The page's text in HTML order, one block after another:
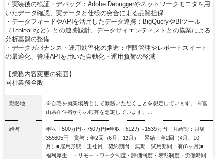
・実装後の検証・デバッグ：Adobe Debuggerやネットワークモニタを用
いたデータ確認、実データと仕様の突合による品質担保
・データフィードやAPIを活用したデータ連携：BigQueryやBIツール
（Tableauなど）との連携設計、データサイエンティストとの協業による
分析基盤の整備
・データガバナンス・運用効率化の推進：権限管理やレポートスイート
の最適化、管理APIを用いた自動化・運用負荷の軽減
【業務内容変更の範囲】
同社業務全般
勤務地
※自宅を就業場所として勤務いただくことを想定しています。 ※富
山県在住者からの応募を想定しています。…
給与
年収：500万円～750万円■年収：512万～1539万円 月給制：月額
355805円 賞与：年2回（6月、12月） 昇給：年2回（4月、10
月）■雇用形態：正社員 契約期間：無期 試用期間：有(6ヶ月)■
福利厚生：・リモートワーク制度・評価制度・表彰制度・労働時間